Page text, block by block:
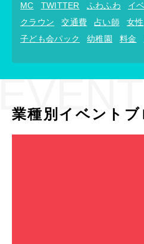
MC TWITTER ふわふわ イ
クラウン
交通費 占い師 女性
子ども会パック
幼稚園 料金
業種別イベントブ